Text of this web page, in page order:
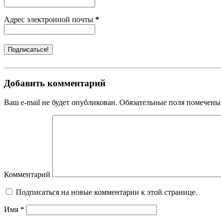
Адрес электронной почты *
Добавить комментарий
Ваш e-mail не будет опубликован. Обязательные поля
Комментарий
Подписаться на новые комментарии к этой странице.
Имя *